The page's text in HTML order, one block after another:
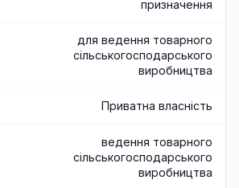
призначення
для ведення товарного
сільськогосподарського
виробництва
Приватна власність
ведення товарного
сільськогосподарського
виробництва